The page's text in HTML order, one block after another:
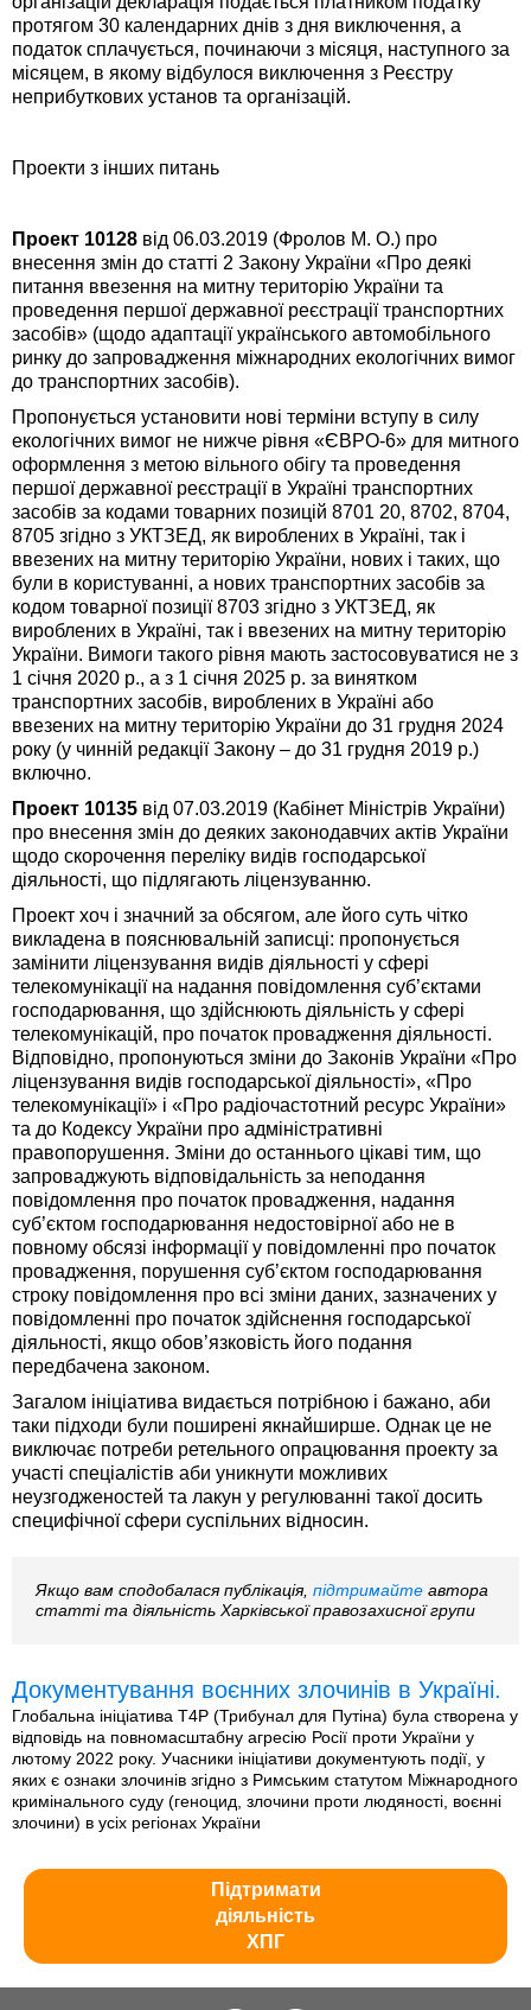
протягом 30 календарних днів з дня виключення, а
податок сплачується, починаючи з місяця, наступного за
місяцем, в якому відбулося виключення з Реєстру
неприбуткових установ та організацій.
Проекти з інших питань
Проект 10128 від 06.03.2019 (Фролов М. О.) про
внесення змін до статті 2 Закону України «Про деякі
питання ввезення на митну територію України та
проведення першої державної реєстрації транспортних
засобів» (щодо адаптації українського автомобільного
ринку до запровадження міжнародних екологічних вимог
до транспортних засобів).
Пропонується установити нові терміни вступу в силу
екологічних вимог не нижче рівня «ЄВРО-6» для митного
оформлення з метою вільного обігу та проведення
першої державної реєстрації в Україні транспортних
засобів за кодами товарних позицій 8701 20, 8702, 8704,
8705 згідно з УКТЗЕД, як вироблених в Україні, так і
ввезених на митну територію України, нових і таких, що
були в користуванні, а нових транспортних засобів за
кодом товарної позиції 8703 згідно з УКТЗЕД, як
вироблених в Україні, так і ввезених на митну територію
України. Вимоги такого рівня мають застосовуватися не з
1 січня 2020 р., а з 1 січня 2025 р. за винятком
транспортних засобів, вироблених в Україні або
ввезених на митну територію України до 31 грудня 2024
року (у чинній редакції Закону – до 31 грудня 2019 р.)
включно.
Проект 10135 від 07.03.2019 (Кабінет Міністрів України)
про внесення змін до деяких законодавчих актів України
щодо скорочення переліку видів господарської
діяльності, що підлягають ліцензуванню.
Проект хоч і значний за обсягом, але його суть чітко
викладена в пояснювальній записці: пропонується
замінити ліцензування видів діяльності у сфері
телекомунікації на надання повідомлення суб’єктами
господарювання, що здійснюють діяльність у сфері
телекомунікацій, про початок провадження діяльності.
Відповідно, пропонуються зміни до Законів України «Про
ліцензування видів господарської діяльності», «Про
телекомунікації» і «Про радіочастотний ресурс України»
та до Кодексу України про адміністративні
правопорушення. Зміни до останнього цікаві тим, що
запроваджують відповідальність за неподання
повідомлення про початок провадження, надання
суб’єктом господарювання недостовірної або не в
повному обсязі інформації у повідомленні про початок
провадження, порушення суб’єктом господарювання
строку повідомлення про всі зміни даних, зазначених у
повідомленні про початок здійснення господарської
діяльності, якщо обов’язковість його подання
передбачена законом.
Загалом ініціатива видається потрібною і бажано, аби
таки підходи були поширені якнайширше. Однак це не
виключає потреби ретельного опрацювання проекту за
участі спеціалістів аби уникнути можливих
неузгодженостей та лакун у регулюванні такої досить
специфічної сфери суспільних відносин.
Якщо вам сподобалася публікація, підтримайте автора
статті та діяльність Харківської правозахисної групи
Документування воєнних злочинів в Україні.
Глобальна ініціатива T4P (Трибунал для Путіна) була створена у
відповідь на повномасштабну агресію Росії проти України у
лютому 2022 року. Учасники ініціативи документують події, у
яких є ознаки злочинів згідно з Римським статутом Міжнародного
кримінального суду (геноцид, злочини проти людяності, воєнні
злочини) в усіх регіонах України
Підтримати
діяльність
ХПГ